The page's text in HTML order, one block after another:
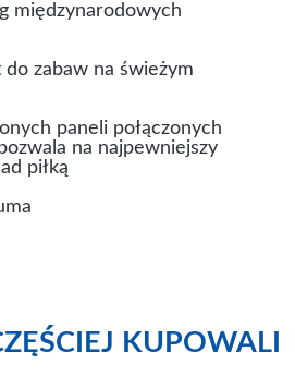
międzynarodowych
do zabaw na świeżym
paneli połączonych
na najpewniejszy
piłką
KUPOWALI